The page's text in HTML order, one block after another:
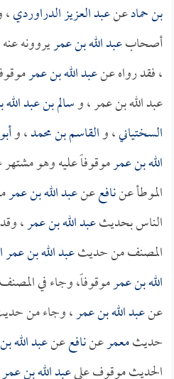
بن حمادعنعبد العزيز الدراوردي
أصحابعبد الله بن عمريروونه
، فقد رواه عنعبد الله بن عمر
عبد الله بن عمر ، وسالم بن عبد
السختياني، والقاسم بن محمد، و
الله بن عمرموقوفاً عليه وهو
الموطأ عننافععنعبد الله بن عمر
الناس بحديثعبد الله بن عمر،
المصنف من حديثعبد الله بن
الله بن عمرموقوفاً، وجاء في
عنعبد الله بن عمر، وجاء من
حديثمعمرعننافععنعبد الله
الحديث موقوف علىعبد الله بن عمر